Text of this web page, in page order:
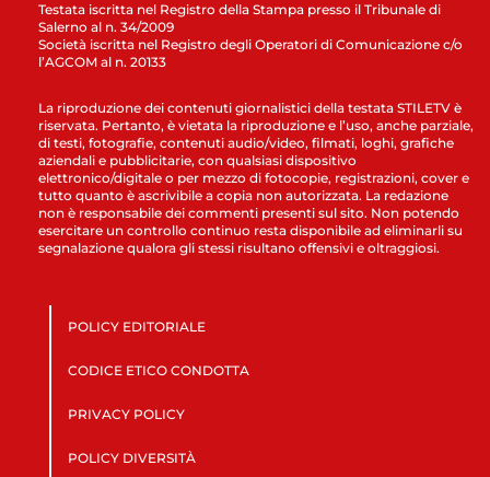
Testata iscritta nel Registro della Stampa presso il Tribunale di
Salerno al n. 34/2009
Società iscritta nel Registro degli Operatori di Comunicazione c/o
l’AGCOM al n. 20133
La riproduzione dei contenuti giornalistici della testata STILETV è
riservata. Pertanto, è vietata la riproduzione e l’uso, anche parziale,
di testi, fotografie, contenuti audio/video, filmati, loghi, grafiche
aziendali e pubblicitarie, con qualsiasi dispositivo
elettronico/digitale o per mezzo di fotocopie, registrazioni, cover e
tutto quanto è ascrivibile a copia non autorizzata. La redazione
non è responsabile dei commenti presenti sul sito. Non potendo
esercitare un controllo continuo resta disponibile ad eliminarli su
segnalazione qualora gli stessi risultano offensivi e oltraggiosi.
POLICY EDITORIALE
CODICE ETICO CONDOTTA
PRIVACY POLICY
POLICY DIVERSITÀ